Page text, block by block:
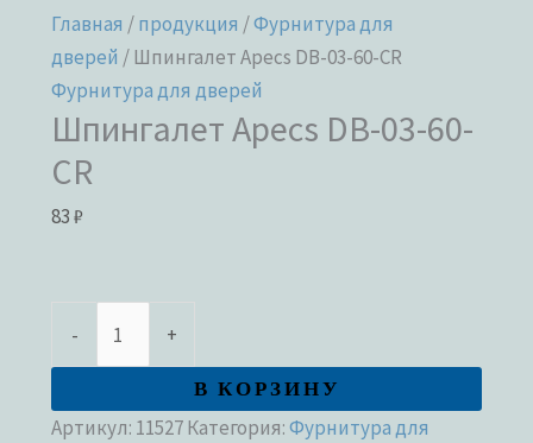
Главная /продукция /Фурнитура для
дверей / Шпингалет Apecs DB-03-60-CR
Фурнитура для дверей
Шпингалет Apecs DB-03-60-
CR
83₽
- +
В КОРЗИНУ
Артикул: 11527Категория:Фурнитура для